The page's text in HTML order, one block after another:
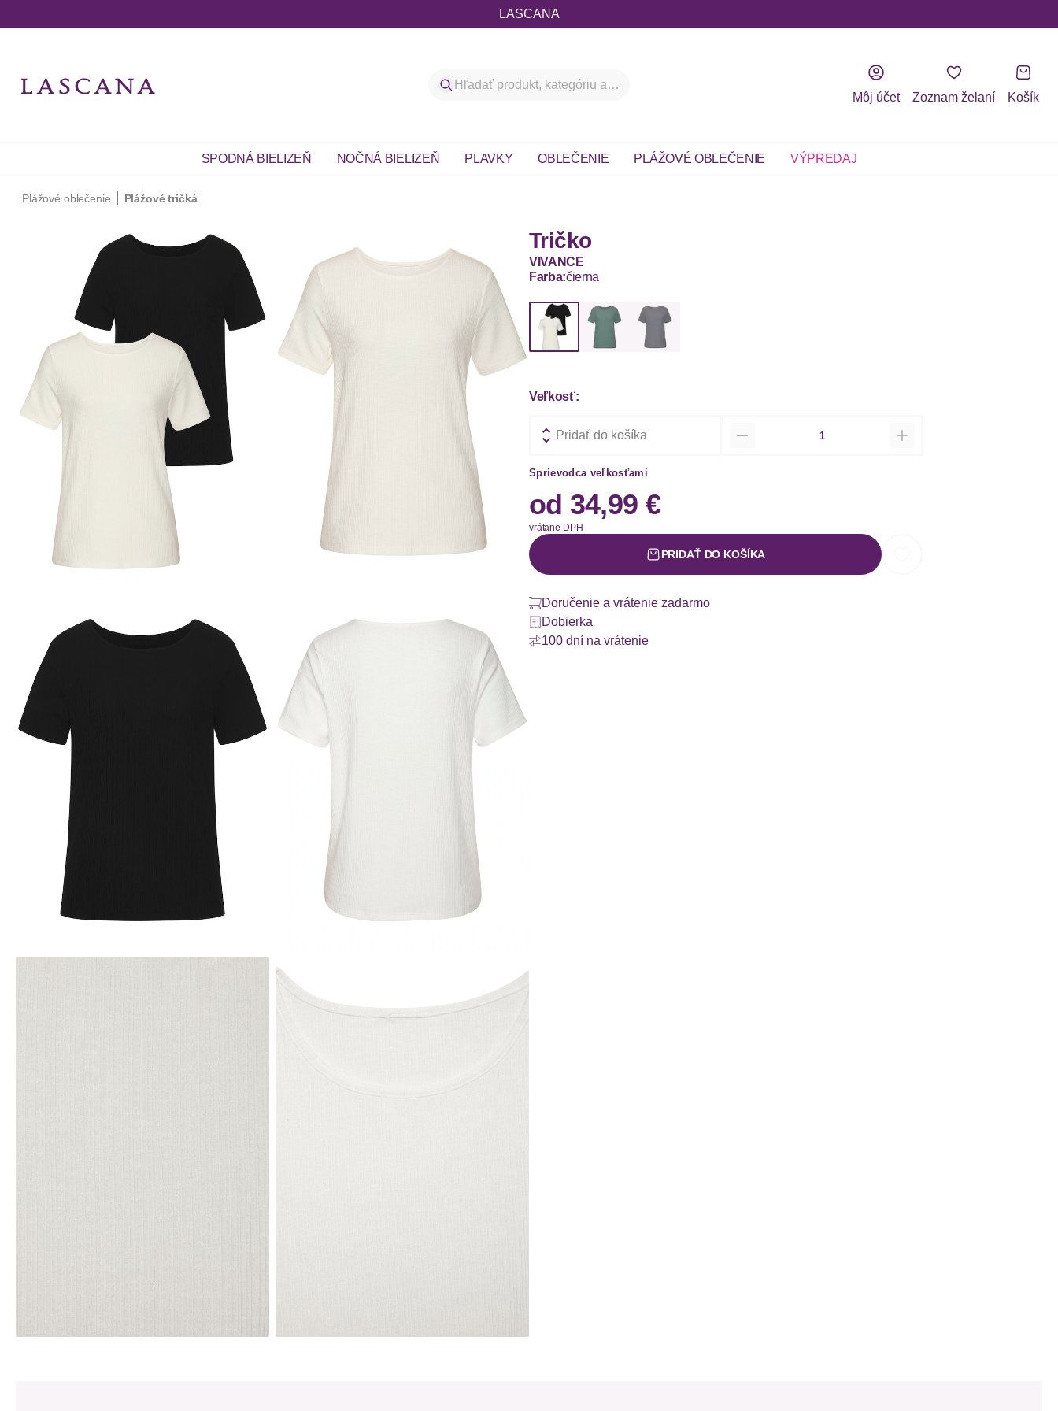
LASCANA
Môj účet Zoznam želaní Košík
SPODNÁ BIELIZEŇ NOČNÁ BIELIZEŇ PLAVKY OBLEČENIE PLÁŽOVÉ OBLEČENIE VÝPREDAJ
Plážové oblečenie Plážové tričká
Tričko
VIVANCE
Farba:čierna
Veľkosť:
Pridať do košíka
Sprievodca veľkosťami
od 34,99 €
vrátane DPH
PRIDAŤ DO KOŠÍKA
Doručenie a vrátenie zadarmo
Dobierka
100 dní na vrátenie